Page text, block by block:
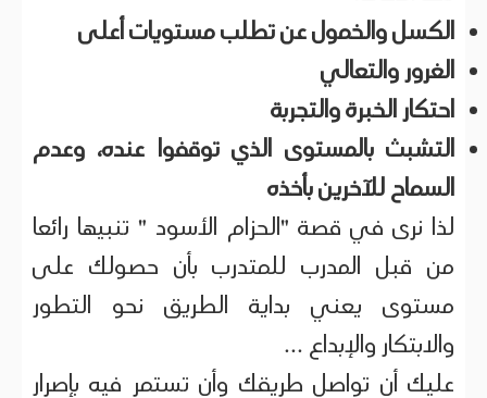
الكسل والخمول عن تطلب مستويات أعلى
الغرور والتعالي
احتكار الخبرة والتجربة
التشبث بالمستوى الذي توقفوا عنده، وعدم
السماح للآخرين بأخذه
لذا نرى في قصة "الحزام الأسود " تنبيها رائعا
من قبل المدرب للمتدرب بأن حصولك على
مستوى يعني بداية الطريق نحو التطور
والابتكار والإبداع ...
عليك أن تواصل طريقك وأن تستمر فيه بإصرار